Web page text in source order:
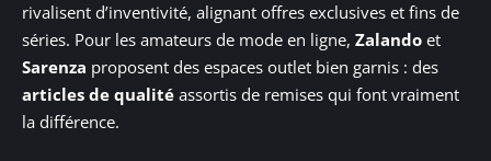
rivalisent d’inventivité, alignant offres exclusives et fins de
séries. Pour les amateurs de mode en ligne, Zalando et
Sarenza proposent des espaces outlet bien garnis : des
articles de qualité assortis de remises qui font vraiment
la différence.